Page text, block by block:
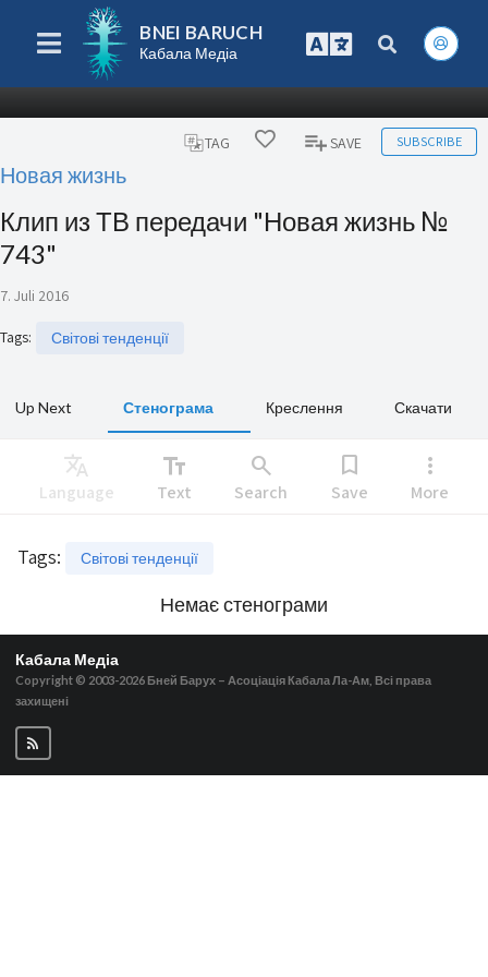
BNEI BARUCH
Кабала Медіа
TAG SAVE SUBSCRIBE
Новая жизнь
Клип из ТВ передачи "Новая жизнь №
743"
7. Juli 2016
Tags: Світові тенденції
Up Next Стенограма Креслення Скачати
Translate
Language
text_fields
Text
search
Search
bookmark
Save
more_vert
More
Tags: Світові тенденції
Немає стенограми
Кабала Медіа
Copyright © 2003-2026 Бней Барух – Асоціація Кабала Ла-Ам, Всі права
захищені